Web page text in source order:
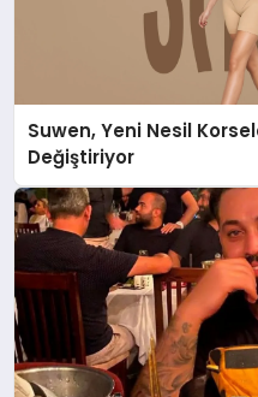
Suwen, Yeni Nesil
Değiştiriyor